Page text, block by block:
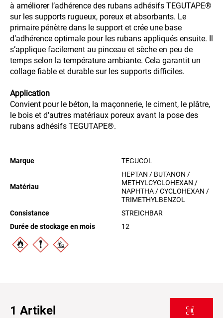
à améliorer l’adhérence des rubans adhésifs TEGUTAPE®
sur les supports rugueux, poreux et absorbants. Le
primaire pénètre dans le support et crée une base
d’adhérence optimale pour les rubans appliqués ensuite. Il
s’applique facilement au pinceau et sèche en peu de
temps selon la température ambiante. Cela garantit un
collage fiable et durable sur les supports difficiles.
Application
Convient pour le béton, la maçonnerie, le ciment, le plâtre,
le bois et d’autres matériaux poreux avant la pose des
rubans adhésifs TEGUTAPE®.
Marque TEGUCOL
Matériau
HEPTAN / BUTANON /
METHYLCYCLOHEXAN /
NAPHTHA / CYCLOHEXAN /
TRIMETHYLBENZOL
Consistance
STREICHBAR
Durée de stockage en mois
12
1 Artikel